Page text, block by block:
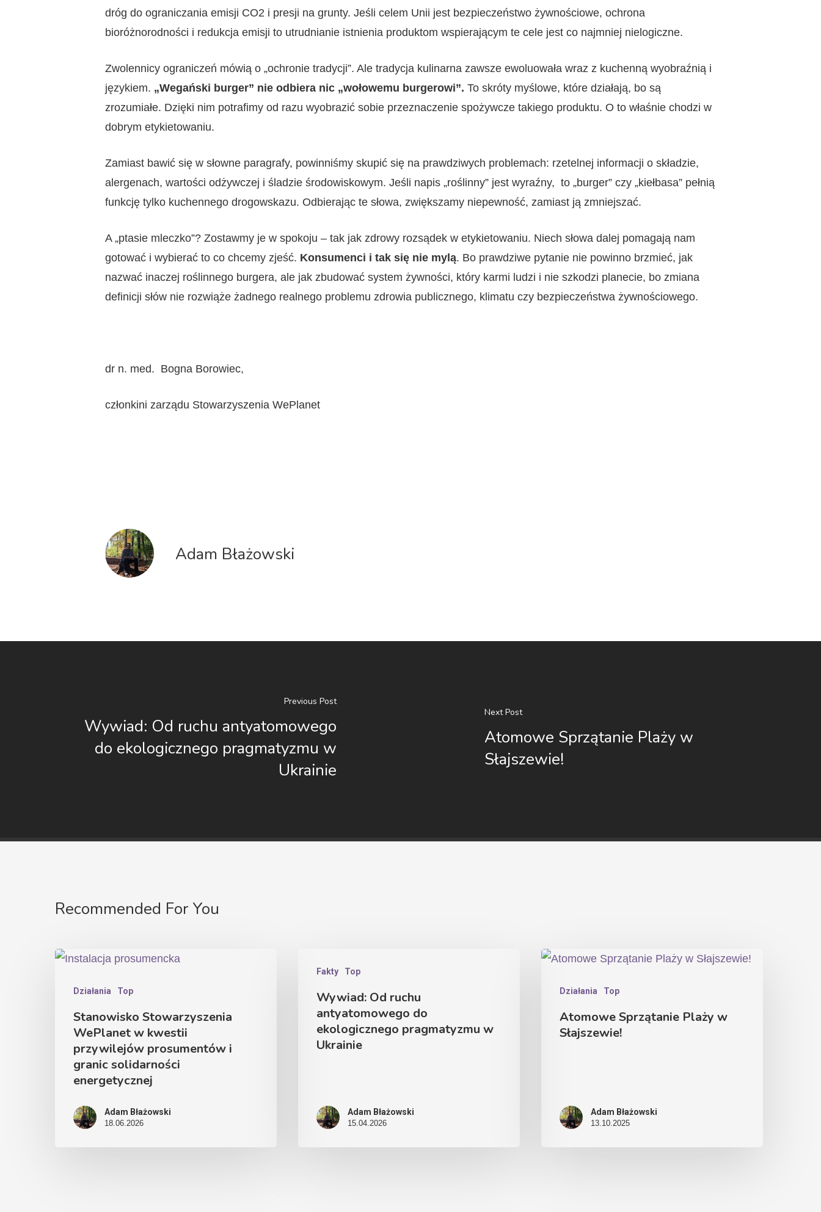
dróg do ograniczania emisji CO2 i presji na grunty. Jeśli celem Unii jest bezpieczeństwo żywnościowe, ochrona
bioróżnorodności i redukcja emisji to utrudnianie istnienia produktom wspierającym te cele jest co najmniej nielogiczne.
Zwolennicy ograniczeń mówią o „ochronie tradycji”. Ale tradycja kulinarna zawsze ewoluowała wraz z kuchenną wyobraźnią i
językiem. „Wegański burger” nie odbiera nic „wołowemu burgerowi”. To skróty myślowe, które działają, bo są
zrozumiałe. Dzięki nim potrafimy od razu wyobrazić sobie przeznaczenie spożywcze takiego produktu. O to właśnie chodzi w
dobrym etykietowaniu.
Zamiast bawić się w słowne paragrafy, powinniśmy skupić się na prawdziwych problemach: rzetelnej informacji o składzie,
alergenach, wartości odżywczej i śladzie środowiskowym. Jeśli napis „roślinny” jest wyraźny, to „burger” czy „kiełbasa” pełnią
funkcję tylko kuchennego drogowskazu. Odbierając te słowa, zwiększamy niepewność, zamiast ją zmniejszać.
A „ptasie mleczko”? Zostawmy je w spokoju – tak jak zdrowy rozsądek w etykietowaniu. Niech słowa dalej pomagają nam
gotować i wybierać to co chcemy zjeść. Konsumenci i tak się nie mylą. Bo prawdziwe pytanie nie powinno brzmieć, jak
nazwać inaczej roślinnego burgera, ale jak zbudować system żywności, który karmi ludzi i nie szkodzi planecie, bo zmiana
definicji słów nie rozwiąże żadnego realnego problemu zdrowia publicznego, klimatu czy bezpieczeństwa żywnościowego.
dr n. med. Bogna Borowiec,
członkini zarządu Stowarzyszenia WePlanet
Adam Błażowski
Previous Post
Wywiad: Od ruchu antyatomowego
do ekologicznego pragmatyzmu w
Ukrainie
Next Post
Atomowe Sprzątanie Plaży w
Słajszewie!
Recommended For You
Działania Top
Stanowisko Stowarzyszenia
WePlanet w kwestii
przywilejów prosumentów i
granic solidarności
energetycznej
Adam Błażowski
18.06.2026
Fakty Top
Wywiad: Od ruchu
antyatomowego do
ekologicznego pragmatyzmu w
Ukrainie
Adam Błażowski
15.04.2026
Działania Top
Atomowe Sprzątanie Plaży w
Słajszewie!
Adam Błażowski
13.10.2025